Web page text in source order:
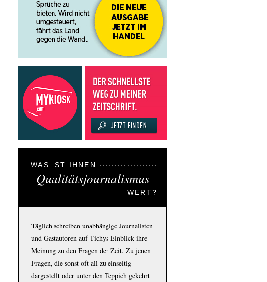
WAS IST IHNEN
Qualitätsjournalismus
WERT?
Täglich schreiben unabhängige Journalisten
und Gastautoren auf Tichys Einblick ihre
Meinung zu den Fragen der Zeit. Zu jenen
Fragen, die sonst oft all zu einseitig
dargestellt oder unter den Teppich gekehrt